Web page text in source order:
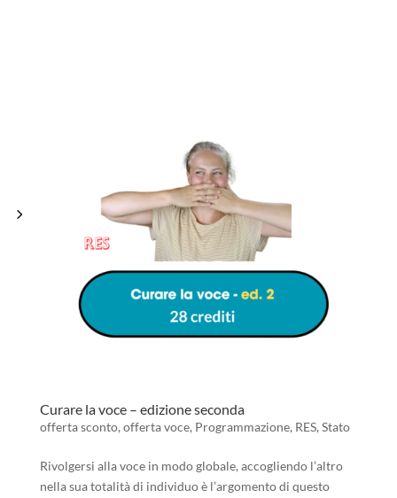
Curare la voce – edizione seconda
offerta sconto, offerta voce, Programmazione, RES, Stato
Rivolgersi alla voce in modo globale, accogliendo l’altro
nella sua totalità di individuo è l’argomento di questo